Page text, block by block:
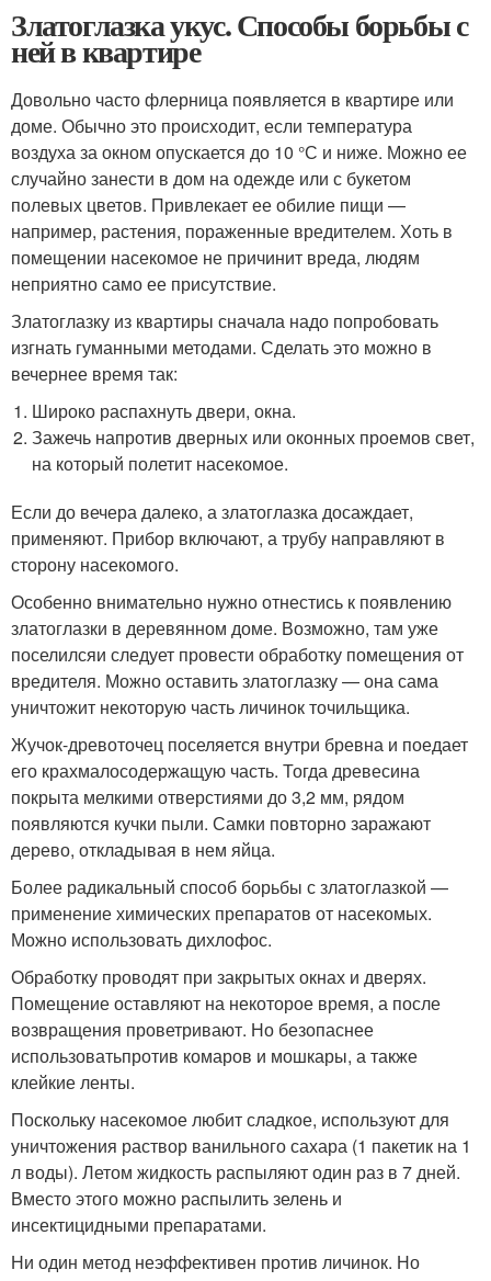
Златоглазка укус. Способы борьбы с
ней в квартире
Довольно часто флерница появляется в квартире или
доме. Обычно это происходит, если температура
воздуха за окном опускается до 10 °С и ниже. Можно ее
случайно занести в дом на одежде или с букетом
полевых цветов. Привлекает ее обилие пищи —
например, растения, пораженные вредителем. Хоть в
помещении насекомое не причинит вреда, людям
неприятно само ее присутствие.
Златоглазку из квартиры сначала надо попробовать
изгнать гуманными методами. Сделать это можно в
вечернее время так:
Широко распахнуть двери, окна.
Зажечь напротив дверных или оконных проемов свет,
на который полетит насекомое.
Если до вечера далеко, а златоглазка досаждает,
применяют. Прибор включают, а трубу направляют в
сторону насекомого.
Особенно внимательно нужно отнестись к появлению
златоглазки в деревянном доме. Возможно, там уже
поселилсяи следует провести обработку помещения от
вредителя. Можно оставить златоглазку — она сама
уничтожит некоторую часть личинок точильщика.
Жучок-древоточец поселяется внутри бревна и поедает
его крахмалосодержащую часть. Тогда древесина
покрыта мелкими отверстиями до 3,2 мм, рядом
появляются кучки пыли. Самки повторно заражают
дерево, откладывая в нем яйца.
Более радикальный способ борьбы с златоглазкой —
применение химических препаратов от насекомых.
Можно использовать дихлофос.
Обработку проводят при закрытых окнах и дверях.
Помещение оставляют на некоторое время, а после
возвращения проветривают. Но безопаснее
использоватьпротив комаров и мошкары, а также
клейкие ленты.
Поскольку насекомое любит сладкое, используют для
уничтожения раствор ванильного сахара (1 пакетик на 1
л воды). Летом жидкость распыляют один раз в 7 дней.
Вместо этого можно распылить зелень и
инсектицидными препаратами.
Ни один метод неэффективен против личинок. Но